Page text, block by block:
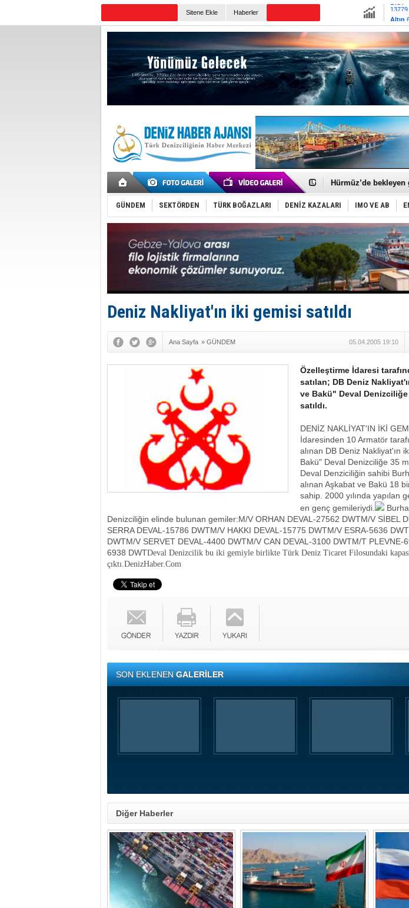
Sitene Ekle Haberler
Altın
Euro
Türkiye'nin
Hürmüz’de
Rusya'nın gizli
Keşfedildi: En büyük
D-Marin, Avrupa'nın
Van’da inşa edilen
ASEAN ilk P&I
TAYK - Eker
İstanbul ve
TEKNOFEST ‘Mavi
Tersane işçilerinin
İngiliz aktivistler,
FESCO,
DESE, BIMCO’ya
GÜNDEM SEKTÖRDEN TÜRK BOĞAZLARI DENİZ KAZALARI IMO VE AB
Deniz Nakliyat'ın iki gemisi satıldı
Ana Sayfa » GÜNDEM 05.04.2005 19:10
Özelleştirme İdaresi
satılan; DB Deniz
ve Bakü" Deval
satıldı.
DENİZ NAKLİYAT'IN İKİ
İdaresinden 10 Armatör
alınan DB Deniz Nakliyat'ın
Bakü" Deval Denizciliğe 35
Deval Denziciliğin sahibi
alınan Aşkabat ve Bakü 18
sahip. 2000 yılında yapılan
en genç gemileriydi.
Denizciliğin elinde bulunan gemiler:M/V ORHAN DEVAL-27562 DWTM/V SİBEL
SERRA DEVAL-15786 DWTM/V HAKKI DEVAL-15775 DWTM/V ESRA-5636 DWT
DWTM/V SERVET DEVAL-4400 DWTM/V CAN DEVAL-3100 DWTM/T PLEVNE-
6938 DWTDeval Denizcilik bu iki gemiyle birlikte Türk Deniz Ticaret Filosundaki
çıktı.DenizHaber.Com
SON EKLENENGALERİLER
Diğer Haberler